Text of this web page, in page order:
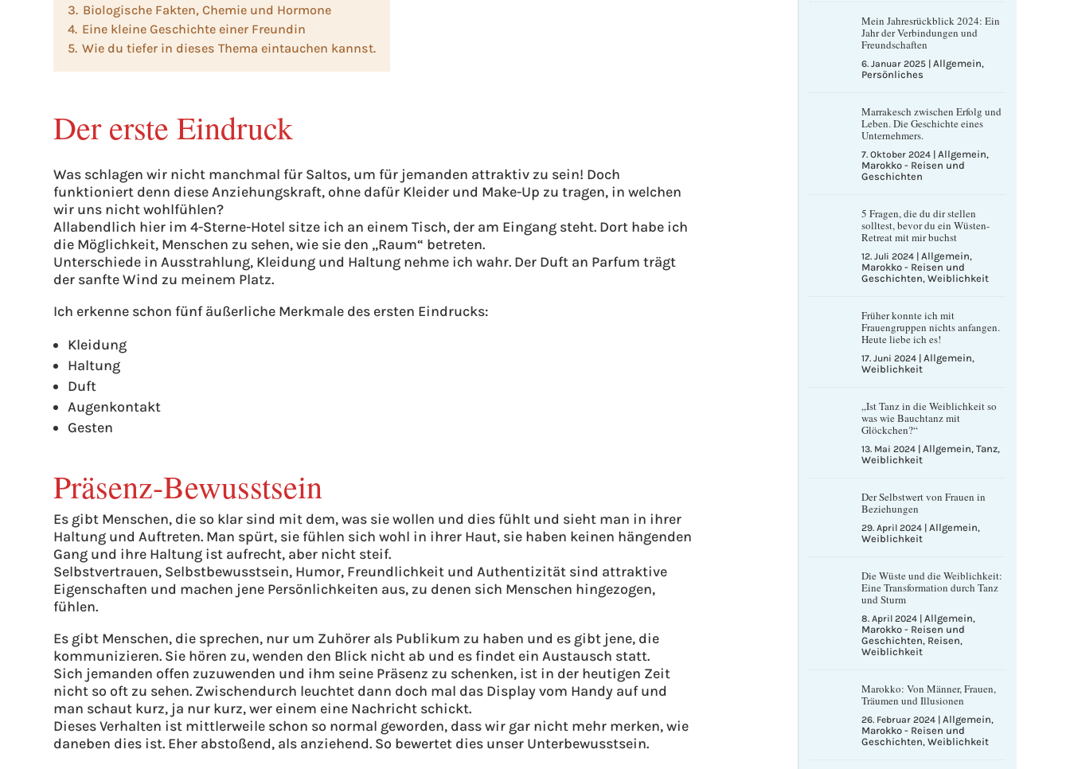
3. Biologische Fakten, Chemie und Hormone
4. Eine kleine Geschichte einer Freundin
5. Wie du tiefer in dieses Thema eintauchen kannst.
Der erste Eindruck
Was schlagen wir nicht manchmal für Saltos, um für jemanden attraktiv zu sein! Doch
funktioniert denn diese Anziehungskraft, ohne dafür Kleider und Make-Up zu tragen, in welchen
wir uns nicht wohlfühlen?
Allabendlich hier im 4-Sterne-Hotel sitze ich an einem Tisch, der am Eingang steht. Dort habe ich
die Möglichkeit, Menschen zu sehen, wie sie den „Raum“ betreten.
Unterschiede in Ausstrahlung, Kleidung und Haltung nehme ich wahr. Der Duft an Parfum trägt
der sanfte Wind zu meinem Platz.
Ich erkenne schon fünf äußerliche Merkmale des ersten Eindrucks:
Kleidung
Haltung
Duft
Augenkontakt
Gesten
Präsenz-Bewusstsein
Es gibt Menschen, die so klar sind mit dem, was sie wollen und dies fühlt und sieht man in ihrer
Haltung und Auftreten. Man spürt, sie fühlen sich wohl in ihrer Haut, sie haben keinen hängenden
Gang und ihre Haltung ist aufrecht, aber nicht steif.
Selbstvertrauen, Selbstbewusstsein, Humor, Freundlichkeit und Authentizität sind attraktive
Eigenschaften und machen jene Persönlichkeiten aus, zu denen sich Menschen hingezogen,
fühlen.
Es gibt Menschen, die sprechen, nur um Zuhörer als Publikum zu haben und es gibt jene, die
kommunizieren. Sie hören zu, wenden den Blick nicht ab und es findet ein Austausch statt.
Sich jemanden offen zuzuwenden und ihm seine Präsenz zu schenken, ist in der heutigen Zeit
nicht so oft zu sehen. Zwischendurch leuchtet dann doch mal das Display vom Handy auf und
man schaut kurz, ja nur kurz, wer einem eine Nachricht schickt.
Dieses Verhalten ist mittlerweile schon so normal geworden, dass wir gar nicht mehr merken, wie
daneben dies ist. Eher abstoßend, als anziehend. So bewertet dies unser Unterbewusstsein.
Mein Jahresrückblick 2024: Ein
Jahr der Verbindungen und
Freundschaften
6. Januar 2025| Allgemein,
Persönliches
Marrakesch zwischen Erfolg und
Leben. Die Geschichte eines
Unternehmers.
7. Oktober 2024| Allgemein,
Marokko - Reisen und
Geschichten
5 Fragen, die du dir stellen
solltest, bevor du ein Wüsten-
Retreat mit mir buchst
12. Juli 2024| Allgemein,
Marokko - Reisen und
Geschichten, Weiblichkeit
Früher konnte ich mit
Frauengruppen nichts anfangen.
Heute liebe ich es!
17. Juni 2024| Allgemein,
Weiblichkeit
„Ist Tanz in die Weiblichkeit so
was wie Bauchtanz mit
Glöckchen?“
13. Mai 2024| Allgemein, Tanz,
Weiblichkeit
Der Selbstwert von Frauen in
Beziehungen
29. April 2024| Allgemein,
Weiblichkeit
Die Wüste und die Weiblichkeit:
Eine Transformation durch Tanz
und Sturm
8. April 2024| Allgemein,
Marokko - Reisen und
Geschichten, Reisen,
Weiblichkeit
Marokko: Von Männer, Frauen,
Träumen und Illusionen
26. Februar 2024| Allgemein,
Marokko - Reisen und
Geschichten, Weiblichkeit